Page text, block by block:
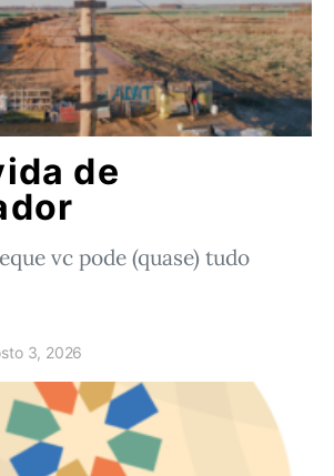
de
vc pode (quase) tudo
3, 2026